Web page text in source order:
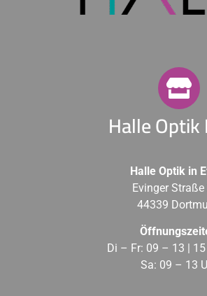
Halle Optik
Halle Optik in
Evinger
44339
Di – Fr: 09 – 13 |
Sa: 09 – 13